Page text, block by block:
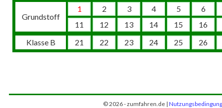
Grundstoff
1 2 3 4 5
6
11
12 13 14 15
16
Klasse B
21 22 23 24 25 26
© 2026 - zumfahren.de |